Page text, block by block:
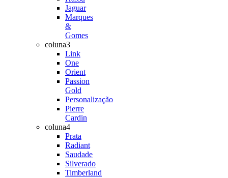
Jaguar
Marques
&
Gomes
coluna3
Link
One
Orient
Passion
Gold
Personalização
Pierre
Cardin
coluna4
Prata
Radiant
Saudade
Silverado
Timberland